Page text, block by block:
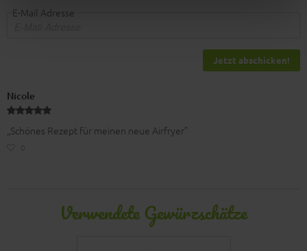
E-Mail Adresse
Jetzt abschicken!
Nicole
„Schönes Rezept für meinen neue Airfryer”
Verwendete Gewürzschätze